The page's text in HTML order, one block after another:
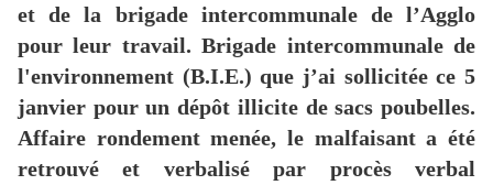
et de la brigade intercommunale de l’Agglo
pour leur travail. Brigade intercommunale de
l'environnement (B.I.E.) que j’ai sollicitée ce 5
janvier pour un dépôt illicite de sacs poubelles.
Affaire rondement menée, le malfaisant a été
retrouvé et verbalisé par procès verbal